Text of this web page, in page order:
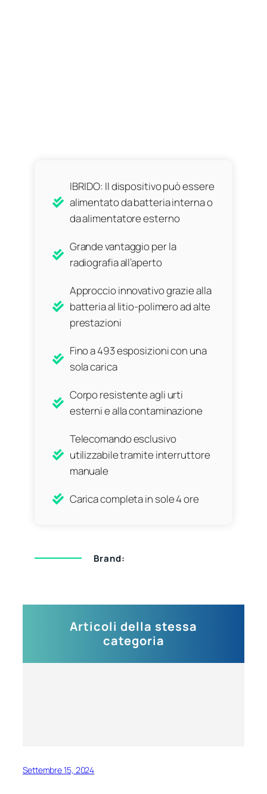
IBRIDO: Il dispositivo può essere
alimentato da batteria interna o
da alimentatore esterno
Grande vantaggio per la
radiografia all’aperto
Approccio innovativo grazie alla
batteria al litio-polimero ad alte
prestazioni
Fino a 493 esposizioni con una
sola carica
Corpo resistente agli urti
esterni e alla contaminazione
Telecomando esclusivo
utilizzabile tramite interruttore
manuale
Carica completa in sole 4 ore
Brand:
Articoli della stessa
categoria
Settembre 15, 2024